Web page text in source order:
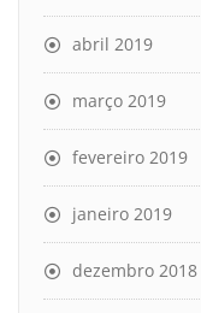
abril 2019
março 2019
fevereiro 2019
janeiro 2019
dezembro 2018